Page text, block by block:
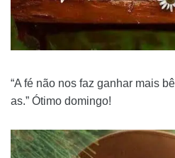
“A fé não nos faz ganhar mais
as.” Ótimo domingo!